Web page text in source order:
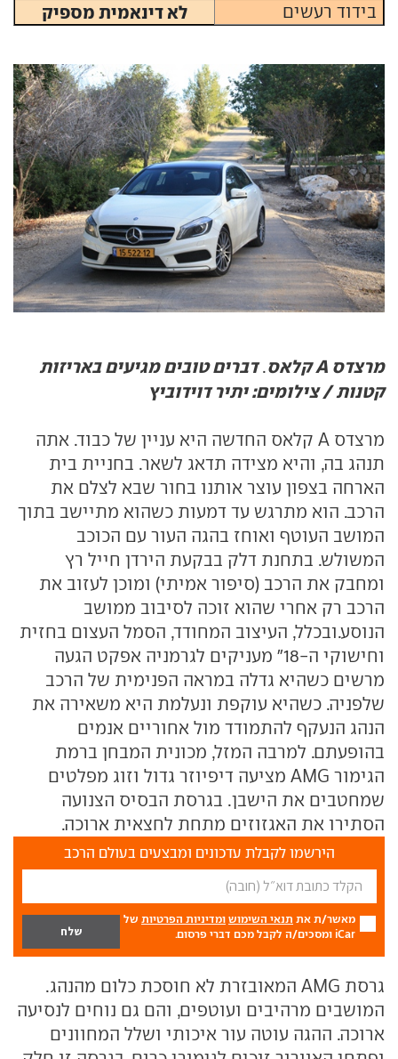
בידוד רעשים לא דינאמית מספיק
מרצדס A קלאס .דברים טובים מגיעים באריזות
קטנות / צילומים: יתיר דוידוביץ
מרצדס A קלאס החדשה היא עניין של כבוד. אתה
תנהג בה, והיא מצידה תדאג לשאר. בחניית בית
הארחה בצפון עוצר אותנו בחור שבא לצלם את
הרכב. הוא מתרגש עד דמעות כשהוא מתיישב בתוך
המושב העוטף ואוחז בהגה העור עם הכוכב
המשולש. בתחנת דלק בבקעת הירדן חייל רץ
ומחבק את הרכב (סיפור אמיתי) ומוכן לעזוב את
הרכב רק אחרי שהוא זוכה לסיבוב ממושב
הנוסע.ובכלל, העיצוב המחודד, הסמל העצום בחזית
וחישוקי ה-18" מעניקים לגרמניה אפקט הגעה
מרשים כשהיא גדלה במראה הפנימית של הרכב
שלפניה. כשהיא עוקפת ונעלמת היא משאירה את
הנהג הנעקף להתמודד מול אחוריים אנמים
בהופעתם. למרבה המזל, מכונית המבחן ברמת
הגימור AMG מציעה דיפיוזר גדול וזוג מפלטים
שמחטבים את הישבן. בגרסת הבסיס הצנועה
הסתירו את האגזוזים מתחת לחצאית ארוכה.
הירשמו לקבלת עדכונים ומבצעים בעולם הרכב
מאשר/ת את תנאי השימוש ומדיניות הפרטיות של
iCar ומסכים/ה לקבל מכם דברי פרסום.
גרסת AMG המאובזרת לא חוסכת כלום מהנהג.
המושבים מרהיבים ועוטפים, והם גם נוחים לנסיעה
ארוכה. ההגה עוטה עור איכותי ושלל המחוונים